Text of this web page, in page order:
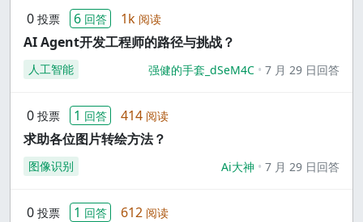
0 投票 6 回答 1k 阅读
AI Agent开发工程师的路径与挑战？
人工智能 强健的手套_dSeM4C 7 月 29 日回答
0 投票 1 回答 414 阅读
求助各位图片转绘方法？
图像识别 Ai大神 7 月 29 日回答
0 投票 1 回答 612 阅读